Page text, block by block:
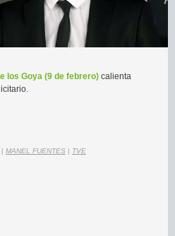
los Goya (9 de febrero) calienta
| MANEL FUENTES | TVE